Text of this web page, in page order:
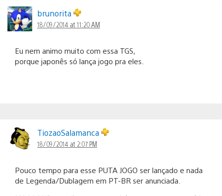
brunorita
18/09/2014 at 11:20 AM
Eu nem animo muito com essa TGS,
porque japonês só lança jogo pra eles.
TiozaoSalamanca
18/09/2014 at 2:07 PM
Pouco tempo para esse PUTA JOGO ser lançado e nada
de Legenda/Dublagem em PT-BR ser anunciada.